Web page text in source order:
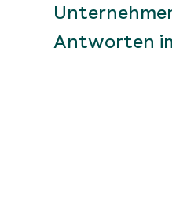
Antworten